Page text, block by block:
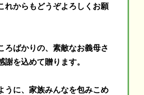
れからもどうぞよろしくお願
ろばかりの、素敵なお義母さ
謝を込めて贈ります。
うに、家族みんなを包みこめ